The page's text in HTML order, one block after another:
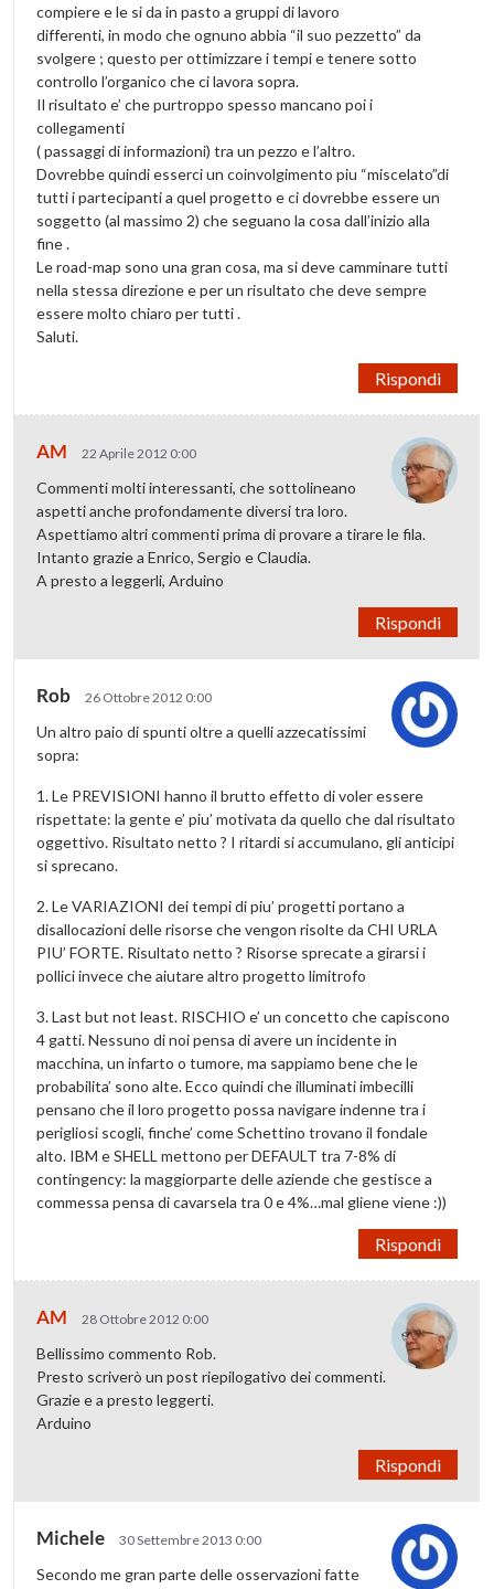
compiere e le si da in pasto a gruppi di lavoro
differenti, in modo che ognuno abbia “il suo pezzetto” da
svolgere ; questo per ottimizzare i tempi e tenere sotto
controllo l’organico che ci lavora sopra.
Il risultato e’ che purtroppo spesso mancano poi i
collegamenti
( passaggi di informazioni) tra un pezzo e l’altro.
Dovrebbe quindi esserci un coinvolgimento piu “miscelato”di
tutti i partecipanti a quel progetto e ci dovrebbe essere un
soggetto (al massimo 2) che seguano la cosa dall’inizio alla
fine .
Le road-map sono una gran cosa, ma si deve camminare tutti
nella stessa direzione e per un risultato che deve sempre
essere molto chiaro per tutti .
Saluti.
Rispondi
AM 22 Aprile 2012 0:00
Commenti molti interessanti, che sottolineano
aspetti anche profondamente diversi tra loro.
Aspettiamo altri commenti prima di provare a tirare le fila.
Intanto grazie a Enrico, Sergio e Claudia.
A presto a leggerli, Arduino
Rispondi
Rob 26 Ottobre 2012 0:00
Un altro paio di spunti oltre a quelli azzecatissimi
sopra:
1. Le PREVISIONI hanno il brutto effetto di voler essere
rispettate: la gente e’ piu’ motivata da quello che dal risultato
oggettivo. Risultato netto ? I ritardi si accumulano, gli anticipi
si sprecano.
2. Le VARIAZIONI dei tempi di piu’ progetti portano a
disallocazioni delle risorse che vengon risolte da CHI URLA
PIU’ FORTE. Risultato netto ? Risorse sprecate a girarsi i
pollici invece che aiutare altro progetto limitrofo
3. Last but not least. RISCHIO e’ un concetto che capiscono
4 gatti. Nessuno di noi pensa di avere un incidente in
macchina, un infarto o tumore, ma sappiamo bene che le
probabilita’ sono alte. Ecco quindi che illuminati imbecilli
pensano che il loro progetto possa navigare indenne tra i
perigliosi scogli, finche’ come Schettino trovano il fondale
alto. IBM e SHELL mettono per DEFAULT tra 7-8% di
contingency: la maggiorparte delle aziende che gestisce a
commessa pensa di cavarsela tra 0 e 4%…mal gliene viene :))
Rispondi
AM 28 Ottobre 2012 0:00
Bellissimo commento Rob.
Presto scriverò un post riepilogativo dei commenti.
Grazie e a presto leggerti.
Arduino
Rispondi
Michele 30 Settembre 2013 0:00
Secondo me gran parte delle osservazioni fatte